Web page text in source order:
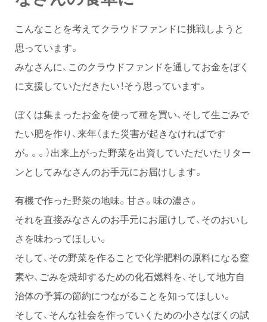
こんなことを考えてクラウドファンドに挑戦しようと
思っています。
みなさんに、このクラウドファンドを通してお金をぼく
に支援していただきたい！そう思っています。
ぼくは集まったお金を使って種を買い、そして生ごみで
たい肥を作り、来年（また災害が起きなければです
が。。。）出来上がった野菜を出資していただいたリター
ンとしてみなさんのお手元にお届けします。
有機で作った野菜の地味。甘さ。味の濃さ。
それを直接みなさんのお手元にお届けして、そのおいし
さを味わってほしい。
そして、その野菜を作ることで化学肥料の原料になる窒
素や、ごみを焼却するための化石燃料を、そして地方自
治体の予算の節約につながることを知ってほしい。
そして、そんな社会を作っていくための小さなぼくの試